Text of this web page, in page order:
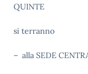
QUINTE
si terranno
– alla SEDE